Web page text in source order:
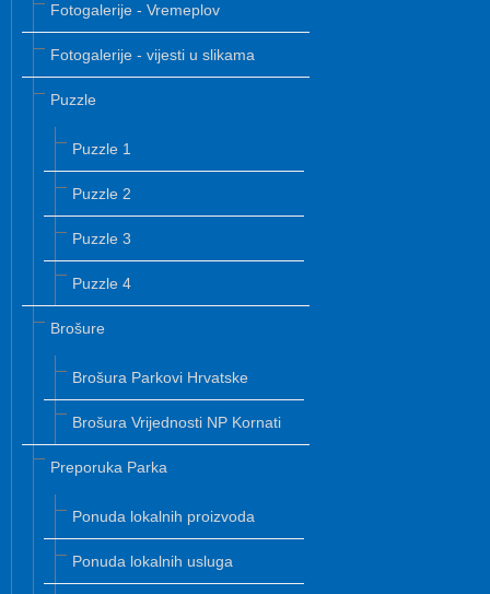
Fotogalerije - Vremeplov
Fotogalerije - vijesti u slikama
Puzzle
Puzzle 1
Puzzle 2
Puzzle 3
Puzzle 4
Brošure
Brošura Parkovi Hrvatske
Brošura Vrijednosti NP Kornati
Preporuka Parka
Ponuda lokalnih proizvoda
Ponuda lokalnih usluga